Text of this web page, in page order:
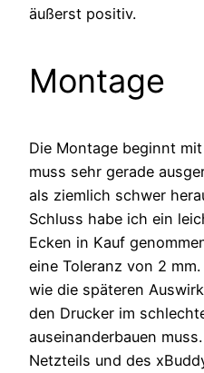
äußerst positiv.
Montage
Die Montage beginnt
muss sehr gerade
als ziemlich schwer
Schluss habe ich ein
Ecken in Kauf
eine Toleranz von 2
wie die späteren
den Drucker im
auseinanderbauen
Netzteils und des